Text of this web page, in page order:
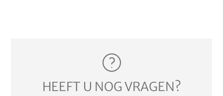
HEEFT U NOG VRAGEN?